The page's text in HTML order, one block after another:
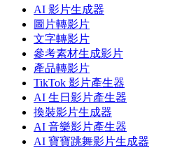
AI 影片生成器
圖片轉影片
文字轉影片
參考素材生成影片
產品轉影片
TikTok 影片產生器
AI 生日影片產生器
換裝影片生成器
AI 音樂影片產生器
AI 寶寶跳舞影片生成器